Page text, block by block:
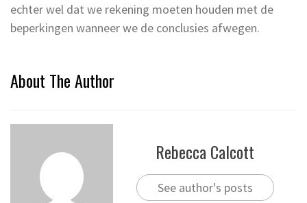
echter wel dat we rekening moeten houden met de
beperkingen wanneer we de conclusies afwegen.
About The Author
Rebecca Calcott
See author's posts